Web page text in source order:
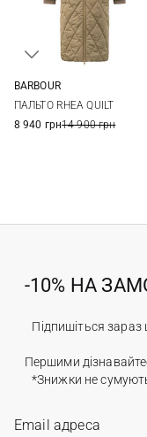
BARBOUR
ПАЛЬТО RHEA QUILT
8 940 грн14 900 грн
-10% НА
Підпишіться
Першими
*Знижки не